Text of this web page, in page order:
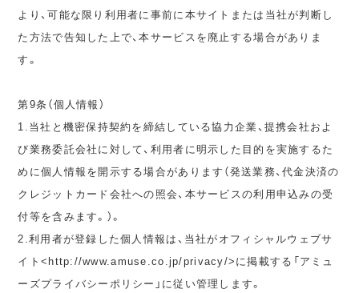
より、可能な限り利用者に事前に本サイトまたは当社が判断し
た方法で告知した上で、本サービスを廃止する場合がありま
す。
第9条（個人情報）
1.当社と機密保持契約を締結している協力企業、提携会社およ
び業務委託会社に対して、利用者に明示した目的を実施するた
めに個人情報を開示する場合があります（発送業務、代金決済の
クレジットカード会社への照会、本サービスの利用申込みの受
付等を含みます。）。
2.利用者が登録した個人情報は、当社がオフィシャルウェブサ
イト<http://www.amuse.co.jp/privacy/>に掲載する「アミュ
ーズプライバシーポリシー」に従い管理します。